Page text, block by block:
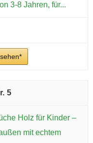
3-8 Jahren, für...
5